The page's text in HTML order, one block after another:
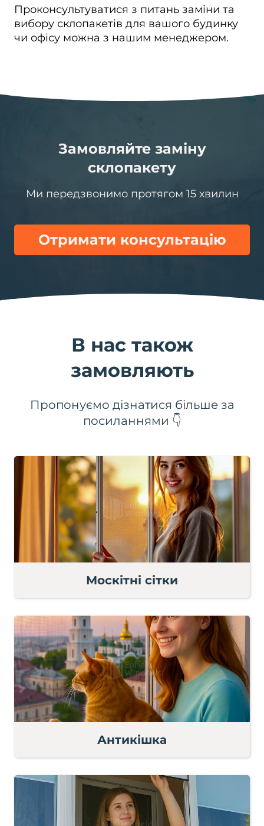
Проконсультуватися з питань заміни та
вибору склопакетів для вашого будинку
чи офісу можна з нашим менеджером.
Замовляйте заміну
склопакету
Ми передзвонимо протягом 15 хвилин
Отримати консультацію
В нас також
замовляють
Пропонуємо дізнатися більше за
посиланнями 👇
Москітні сітки
Антикішка